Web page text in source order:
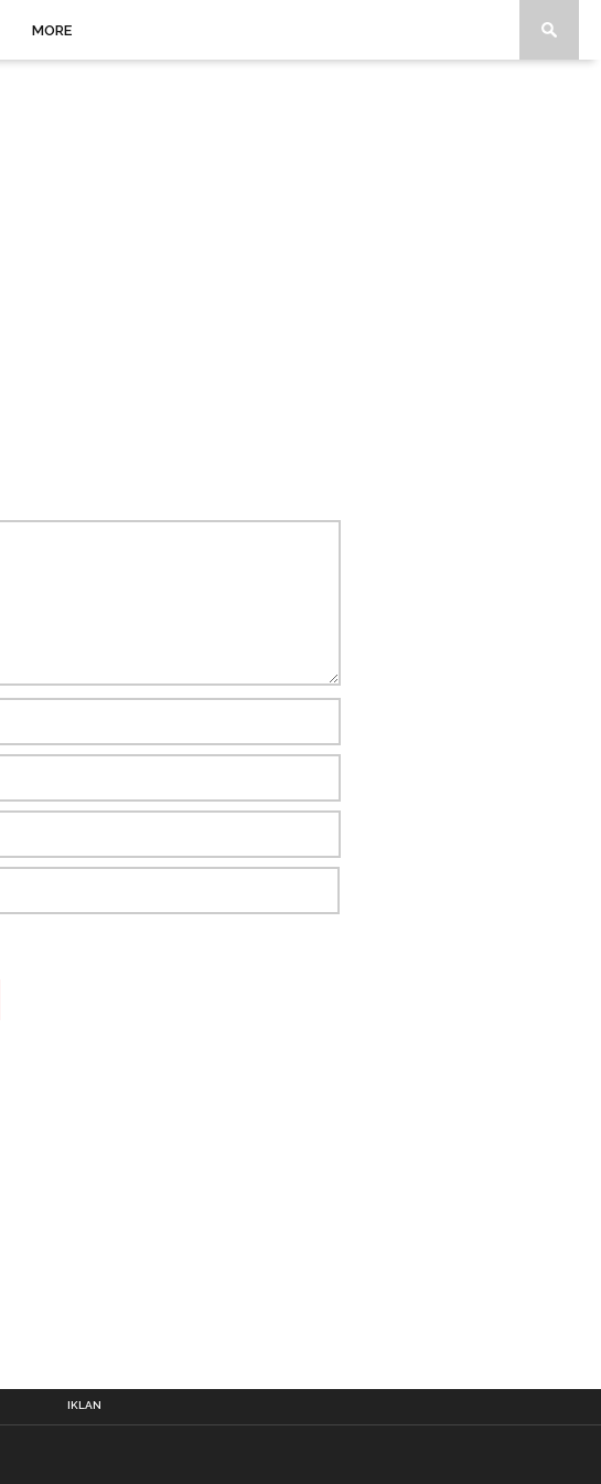
MORE
IKLAN